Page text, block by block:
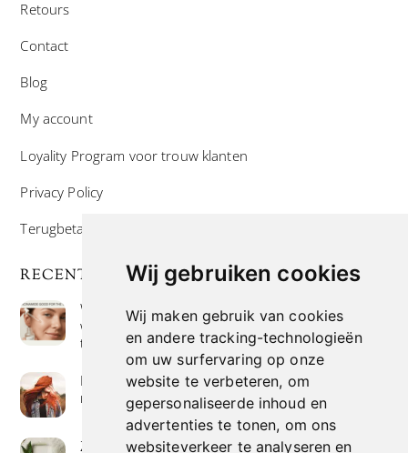
Wij gebruiken cookies
Wij maken gebruik van cookies
en andere tracking-technologieën
om uw surfervaring op onze
website te verbeteren, om
gepersonaliseerde inhoud en
advertenties te tonen, om ons
websiteverkeer te analyseren en
Retours
Contact
Blog
My account
Loyality Program voor trouw klanten
Privacy Policy
Terugbetaal- en retourneringsbeleid
RECENTE POSTS
Wat is niacinamide? Voordelen, toepassingen en
waarom het overal in huidverzorgingsproducten
te vinden is
Hoe verf je haar op de meest natuurlijke manier
met henna kleuring
Zeep met een hoog vetgehalte: mythe of